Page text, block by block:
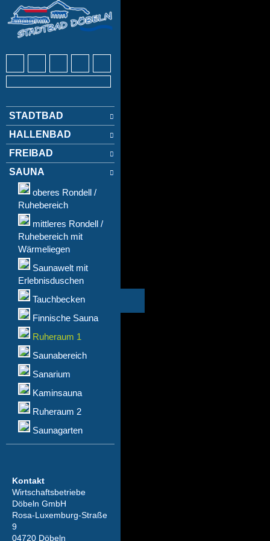
STADTBAD
HALLENBAD
FREIBAD
SAUNA
oberes Rondell /
Ruhebereich
mittleres Rondell /
Ruhebereich mit
Wärmeliegen
Saunawelt mit
Erlebnisduschen
Tauchbecken
Finnische Sauna
Ruheraum 1
Saunabereich
Sanarium
Kaminsauna
Ruheraum 2
Saunagarten
Kontakt
Wirtschaftsbetriebe
Döbeln GmbH
Rosa-Luxemburg-Straße
9
04720 Döbeln